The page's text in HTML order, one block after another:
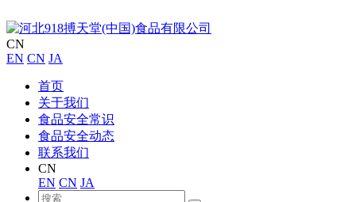
CN
EN CN JA
首页
关于我们
食品安全常识
食品安全动态
联系我们
CN
EN CN JA